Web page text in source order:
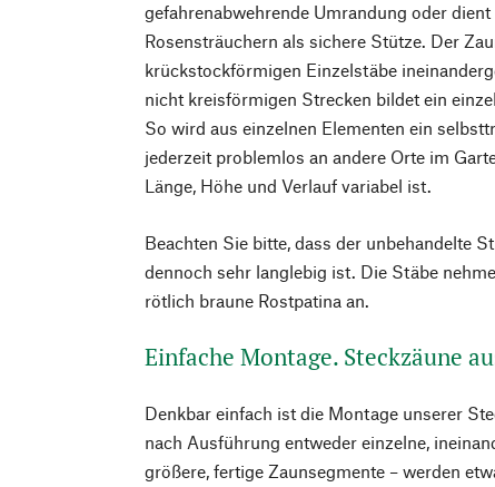
gefahrenabwehrende Umrandung oder
Rosensträuchern als sichere Stütze. Der
krückstockförmigen Einzelstäbe
nicht kreisförmigen Strecken bildet ein
So wird aus einzelnen Elementen ein
jederzeit problemlos an andere Orte im
Länge, Höhe und Verlauf variabel ist.
Beachten Sie bitte, dass der unbehandelte
dennoch sehr langlebig ist. Die Stäbe
rötlich braune Rostpatina an.
Einfache Montage. Steckzäune
Denkbar einfach ist die Montage unserer
nach Ausführung entweder einzelne,
größere, fertige Zaunsegmente – werden